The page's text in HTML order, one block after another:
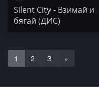
Silent City - Взимай и
бягай (ДИС)
1 2 3 »